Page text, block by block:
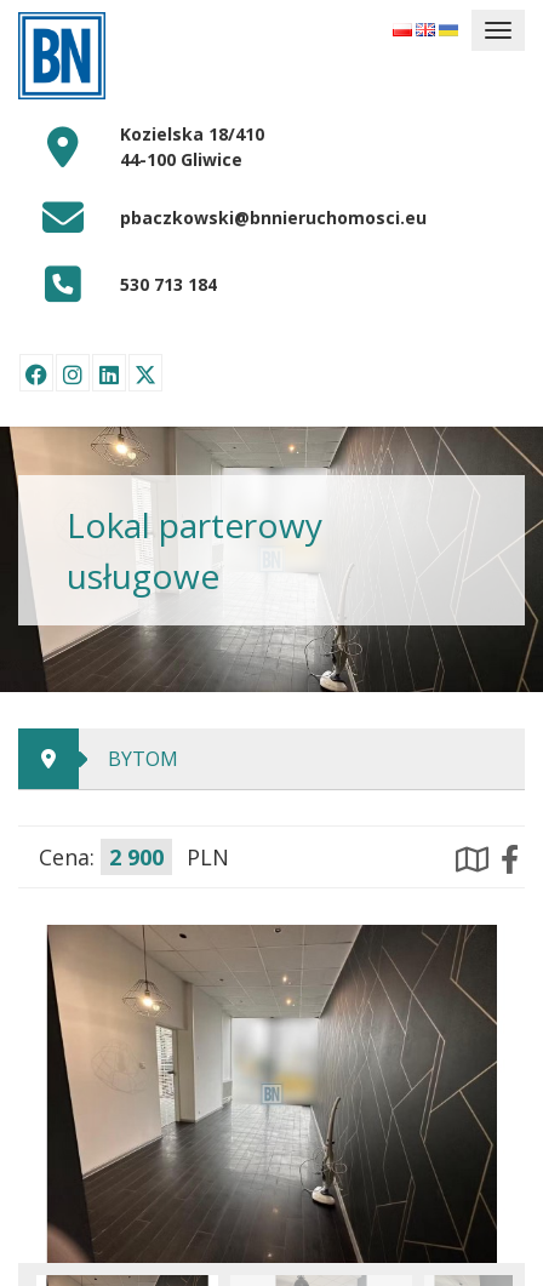
Kozielska 18/410
44-100 Gliwice
pbaczkowski@bnnieruchomosci.eu
530 713 184
Lokal parterowy
usługowe
BYTOM
Cena: 2 900 PLN